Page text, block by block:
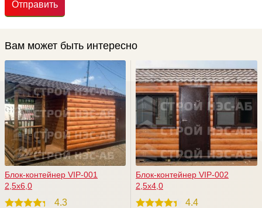
Отправить
Вам может быть интересно
Блок-контейнер VIP-001
2,5х6,0
4.3
Блок-контейнер VIP-002
2,5х4,0
4.4